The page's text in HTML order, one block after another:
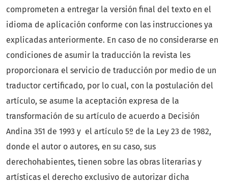
comprometen a entregar la versión final del texto en el
idioma de aplicación conforme con las instrucciones ya
explicadas anteriormente. En caso de no considerarse en
condiciones de asumir la traducción la revista les
proporcionara el servicio de traducción por medio de un
traductor certificado, por lo cual, con la postulación del
artículo, se asume la aceptación expresa de la
transformación de su artículo de acuerdo a Decisión
Andina 351 de 1993 y el artículo 5º de la Ley 23 de 1982,
donde el autor o autores, en su caso, sus
derechohabientes, tienen sobre las obras literarias y
artísticas el derecho exclusivo de autorizar dicha